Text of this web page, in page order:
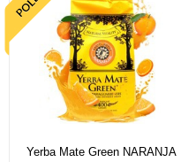
Yerba Mate Green NARANJA